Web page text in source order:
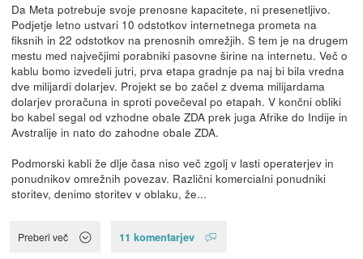
Da Meta potrebuje svoje prenosne kapacitete, ni presenetljivo.
Podjetje letno ustvari 10 odstotkov internetnega prometa na
fiksnih in 22 odstotkov na prenosnih omrežjih. S tem je na drugem
mestu med največjimi porabniki pasovne širine na internetu. Več o
kablu bomo izvedeli jutri, prva etapa gradnje pa naj bi bila vredna
dve milijardi dolarjev. Projekt se bo začel z dvema milijardama
dolarjev proračuna in sproti povečeval po etapah. V končni obliki
bo kabel segal od vzhodne obale ZDA prek juga Afrike do Indije in
Avstralije in nato do zahodne obale ZDA.
Podmorski kabli že dlje časa niso več zgolj v lasti operaterjev in
ponudnikov omrežnih povezav. Različni komercialni ponudniki
storitev, denimo storitev v oblaku, že...
Preberi več 11 komentarjev